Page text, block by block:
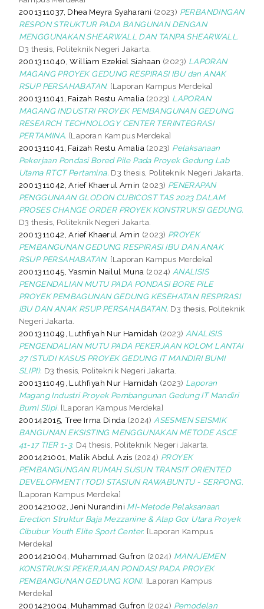
2001311037, Dhea Meyra Syaharani (2023) PERBANDINGAN
RESPON STRUKTUR PADA BANGUNAN DENGAN
MENGGUNAKAN SHEARWALL DAN TANPA SHEARWALL.
D3 thesis, Politeknik Negeri Jakarta.
2001311040, William Ezekiel Siahaan (2023) LAPORAN
MAGANG PROYEK GEDUNG RESPIRASI IBU dan ANAK
RSUP PERSAHABATAN. [Laporan Kampus Merdeka]
2001311041, Faizah Restu Amalia (2023) LAPORAN
MAGANG INDUSTRI PROYEK PEMBANGUNAN GEDUNG
RESEARCH TECHNOLOGY CENTER TERINTEGRASI
PERTAMINA. [Laporan Kampus Merdeka]
2001311041, Faizah Restu Amalia (2023) Pelaksanaan
Pekerjaan Pondasi Bored Pile Pada Proyek Gedung Lab
Utama RTCT Pertamina. D3 thesis, Politeknik Negeri Jakarta.
2001311042, Arief Khaerul Amin (2023) PENERAPAN
PENGGUNAAN GLODON CUBICOST TAS 2023 DALAM
PROSES CHANGE ORDER PROYEK KONSTRUKSI GEDUNG.
D3 thesis, Politeknik Negeri Jakarta.
2001311042, Arief Khaerul Amin (2023) PROYEK
PEMBANGUNAN GEDUNG RESPIRASI IBU DAN ANAK
RSUP PERSAHABATAN. [Laporan Kampus Merdeka]
2001311045, Yasmin Nailul Muna (2024) ANALISIS
PENGENDALIAN MUTU PADA PONDASI BORE PILE
PROYEK PEMBAGUNAN GEDUNG KESEHATAN RESPIRASI
IBU DAN ANAK RSUP PERSAHABATAN. D3 thesis, Politeknik
Negeri Jakarta.
2001311049, Luthfiyah Nur Hamidah (2023) ANALISIS
PENGENDALIAN MUTU PADA PEKERJAAN KOLOM LANTAI
27 (STUDI KASUS PROYEK GEDUNG IT MANDIRI BUMI
SLIPI). D3 thesis, Politeknik Negeri Jakarta.
2001311049, Luthfiyah Nur Hamidah (2023) Laporan
Magang Industri Proyek Pembangunan Gedung IT Mandiri
Bumi Slipi. [Laporan Kampus Merdeka]
200142015, Tree Irma Dinda (2024) ASESMEN SEISMIK
BANGUNAN EKSISTING MENGGUNAKAN METODE ASCE
41-17 TIER 1-3. D4 thesis, Politeknik Negeri Jakarta.
2001421001, Malik Abdul Azis (2024) PROYEK
PEMBANGUNGAN RUMAH SUSUN TRANSIT ORIENTED
DEVELOPMENT (TOD) STASIUN RAWABUNTU - SERPONG.
[Laporan Kampus Merdeka]
2001421002, Jeni Nurandini MI-Metode Pelaksanaan
Erection Struktur Baja Mezzanine & Atap Gor Utara Proyek
Cibubur Youth Elite Sport Center. [Laporan Kampus
Merdeka]
2001421004, Muhammad Gufron (2024) MANAJEMEN
KONSTRUKSI PEKERJAAN PONDASI PADA PROYEK
PEMBANGUNAN GEDUNG KONI. [Laporan Kampus
Merdeka]
2001421004, Muhammad Gufron (2024) Pemodelan